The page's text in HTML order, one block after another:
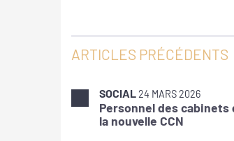
ARTICLES PRÉCÉDENTS
SOCIAL 24 MARS 2026
Personnel des cabinets
la nouvelle CCN